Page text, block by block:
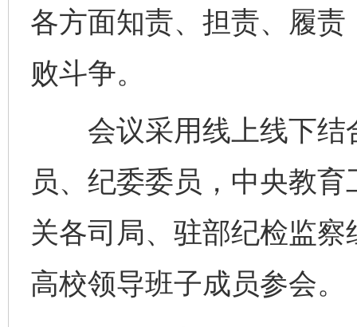
各方面知责、担责、履
败斗争。
会议采用线上线下结
员、纪委委员，中央教
关各司局、驻部纪检监
高校领导班子成员参会。